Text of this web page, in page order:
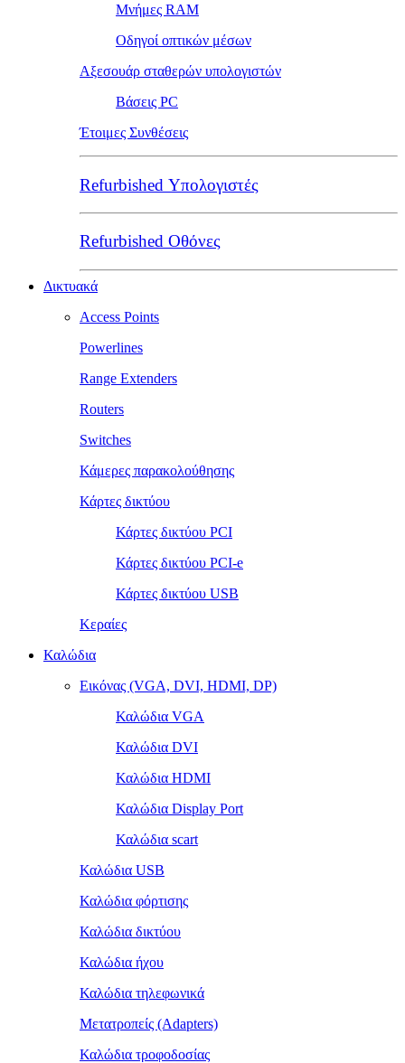
Μνήμες RAM
Οδηγοί οπτικών μέσων
Αξεσουάρ σταθερών υπολογιστών
Βάσεις PC
Έτοιμες Συνθέσεις
Refurbished Υπολογιστές
Refurbished Οθόνες
Δικτυακά
Access Points
Powerlines
Range Extenders
Routers
Switches
Κάμερες παρακολούθησης
Κάρτες δικτύου
Κάρτες δικτύου PCI
Κάρτες δικτύου PCI-e
Κάρτες δικτύου USB
Κεραίες
Καλώδια
Εικόνας (VGA, DVI, HDMI, DP)
Καλώδια VGA
Καλώδια DVI
Καλώδια HDMI
Καλώδια Display Port
Καλώδια scart
Καλώδια USB
Καλώδια φόρτισης
Καλώδια δικτύου
Καλώδια ήχου
Καλώδια τηλεφωνικά
Μετατροπείς (Adapters)
Καλώδια τροφοδοσίας